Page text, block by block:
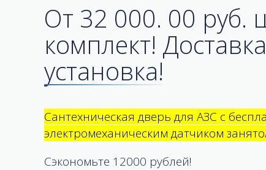
От 32 000. 00 руб.
комплект!
установка!
Сантехническая дверь для АЗС с
электромеханическим датчиком
Сэкономьте 12000 рублей!